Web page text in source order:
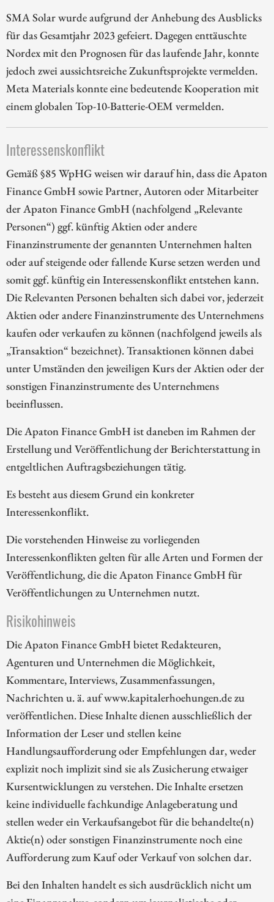
SMA Solar wurde aufgrund der Anhebung des Ausblicks
für das Gesamtjahr 2023 gefeiert. Dagegen enttäuschte
Nordex mit den Prognosen für das laufende Jahr, konnte
jedoch zwei aussichtsreiche Zukunftsprojekte vermelden.
Meta Materials konnte eine bedeutende Kooperation mit
einem globalen Top-10-Batterie-OEM vermelden.
Interessenskonflikt
Gemäß §85 WpHG weisen wir darauf hin, dass die Apaton
Finance GmbH sowie Partner, Autoren oder Mitarbeiter
der Apaton Finance GmbH (nachfolgend „Relevante
Personen“) ggf. künftig Aktien oder andere
Finanzinstrumente der genannten Unternehmen halten
oder auf steigende oder fallende Kurse setzen werden und
somit ggf. künftig ein Interessenskonflikt entstehen kann.
Die Relevanten Personen behalten sich dabei vor, jederzeit
Aktien oder andere Finanzinstrumente des Unternehmens
kaufen oder verkaufen zu können (nachfolgend jeweils als
„Transaktion“ bezeichnet). Transaktionen können dabei
unter Umständen den jeweiligen Kurs der Aktien oder der
sonstigen Finanzinstrumente des Unternehmens
beeinflussen.
Die Apaton Finance GmbH ist daneben im Rahmen der
Erstellung und Veröffentlichung der Berichterstattung in
entgeltlichen Auftragsbeziehungen tätig.
Es besteht aus diesem Grund ein konkreter
Interessenkonflikt.
Die vorstehenden Hinweise zu vorliegenden
Interessenkonflikten gelten für alle Arten und Formen der
Veröffentlichung, die die Apaton Finance GmbH für
Veröffentlichungen zu Unternehmen nutzt.
Risikohinweis
Die Apaton Finance GmbH bietet Redakteuren,
Agenturen und Unternehmen die Möglichkeit,
Kommentare, Interviews, Zusammenfassungen,
Nachrichten u. ä. auf www.kapitalerhoehungen.de zu
veröffentlichen. Diese Inhalte dienen ausschließlich der
Information der Leser und stellen keine
Handlungsaufforderung oder Empfehlungen dar, weder
explizit noch implizit sind sie als Zusicherung etwaiger
Kursentwicklungen zu verstehen. Die Inhalte ersetzen
keine individuelle fachkundige Anlageberatung und
stellen weder ein Verkaufsangebot für die behandelte(n)
Aktie(n) oder sonstigen Finanzinstrumente noch eine
Aufforderung zum Kauf oder Verkauf von solchen dar.
Bei den Inhalten handelt es sich ausdrücklich nicht um